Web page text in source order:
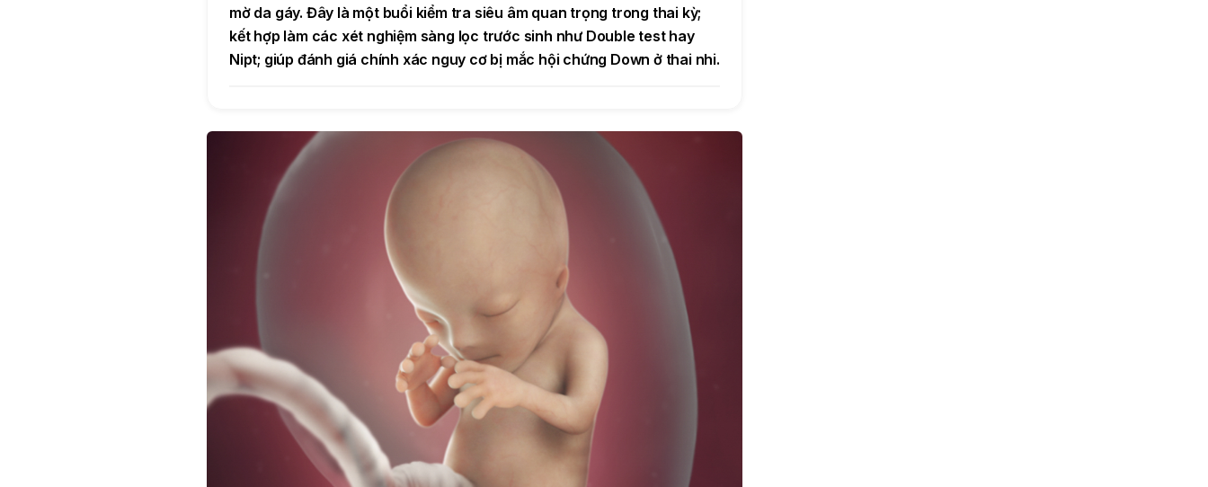
mờ da gáy. Đây là một buổi kiểm tra siêu âm quan trọng trong thai kỳ;
kết hợp làm các xét nghiệm sàng lọc trước sinh như Double test hay
Nipt; giúp đánh giá chính xác nguy cơ bị mắc hội chứng Down ở thai nhi.